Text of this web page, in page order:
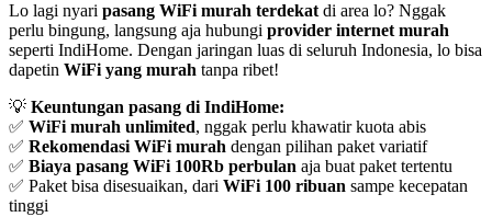
Lo lagi nyari pasang WiFi murah terdekat di area lo? Nggak
perlu bingung, langsung aja hubungi provider internet murah
seperti IndiHome. Dengan jaringan luas di seluruh Indonesia, lo bisa
dapetin WiFi yang murah tanpa ribet!
💡 Keuntungan pasang di IndiHome:
✅ WiFi murah unlimited, nggak perlu khawatir kuota abis
✅ Rekomendasi WiFi murah dengan pilihan paket variatif
✅ Biaya pasang WiFi 100Rb perbulan aja buat paket tertentu
✅ Paket bisa disesuaikan, dari WiFi 100 ribuan sampe kecepatan
tinggi